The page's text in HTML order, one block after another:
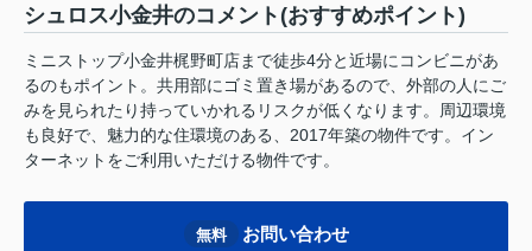
シュロス小金井のコメント(おすすめポイント)
ミニストップ小金井梶野町店まで徒歩4分と近場にコンビニがあ
るのもポイント。共用部にゴミ置き場があるので、外部の人にご
みを見られたり持っていかれるリスクが低くなります。周辺環境
も良好で、魅力的な住環境のある、2017年築の物件です。イン
ターネットをご利用いただける物件です。
無料 お問い合わせ